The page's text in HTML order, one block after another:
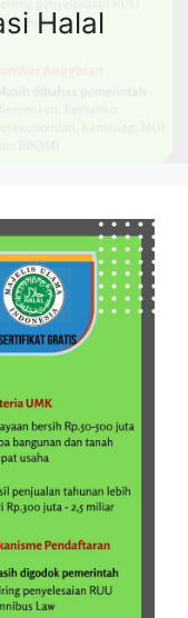
Halal